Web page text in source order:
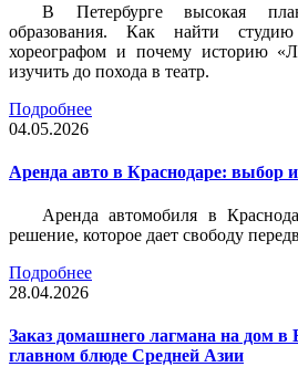
В Петербурге высокая
образования. Как найти
хореографом и почему историю
изучить до похода в театр.
Подробнее
04.05.2026
Аренда авто в Краснодаре: выбор
Аренда автомобиля в
решение, которое дает свободу
Подробнее
28.04.2026
Заказ домашнего лагмана на дом в
главном блюде Средней Азии